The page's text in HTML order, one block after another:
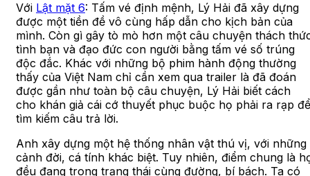
Với Lật mặt 6: Tấm vé định mệnh, Lý Hải đã xây dựng
được một tiền đề vô cùng hấp dẫn cho kịch bản của
mình. Còn gì gây tò mò hơn một câu chuyện thách
tình bạn và đạo đức con người bằng tấm vé số trúng
độc đắc. Khác với những bộ phim hành động thường
thấy của Việt Nam chỉ cần xem qua trailer là đã đoán
được gần như toàn bộ câu chuyện, Lý Hải biết cách
cho khán giả cái cớ thuyết phục buộc họ phải ra rạp để
tìm kiếm câu trả lời.
Anh xây dựng một hệ thống nhân vật thú vị, với những
cảnh đời, cá tính khác biệt. Tuy nhiên, điểm chung là
đều đang trong trạng thái cùng đường, bí bách. Ta có